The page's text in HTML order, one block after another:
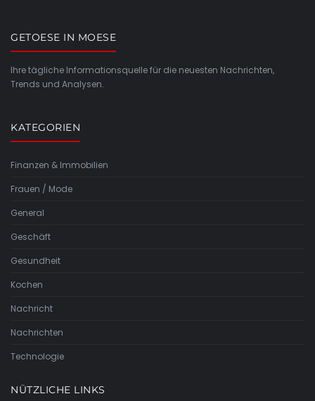
GETOESE IN MOESE
Ihre tägliche Informationsquelle für die neuesten Nachrichten,
Trends und Analysen.
KATEGORIEN
Finanzen & Immobilien
Frauen / Mode
General
Geschäft
Gesundheit
Kochen
Nachricht
Nachrichten
Technologie
NÜTZLICHE LINKS